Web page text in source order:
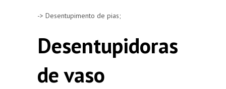
-> Desentupimento de pias;
Desentupidoras
de vaso